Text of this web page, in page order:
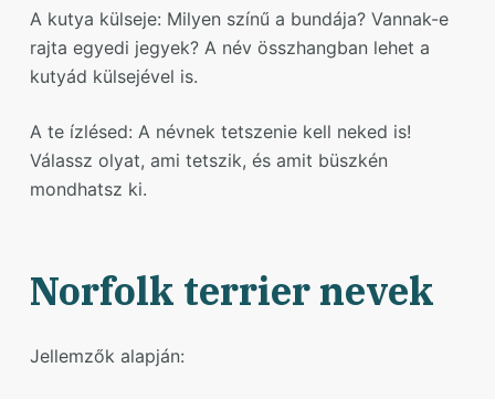
A kutya külseje: Milyen színű a bundája? Vannak-e
rajta egyedi jegyek? A név összhangban lehet a
kutyád külsejével is.
A te ízlésed: A névnek tetszenie kell neked is!
Válassz olyat, ami tetszik, és amit büszkén
mondhatsz ki.
Norfolk terrier nevek
Jellemzők alapján: